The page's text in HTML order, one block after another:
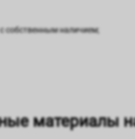
собственным наличием;
материалы